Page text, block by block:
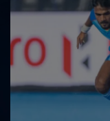
राजनीति
मनोरंजन
अपराध